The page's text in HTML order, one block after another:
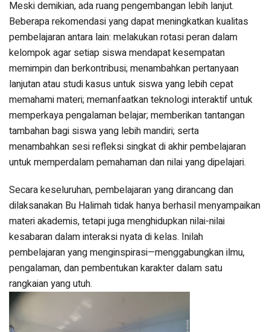
Meski demikian, ada ruang pengembangan lebih lanjut.
Beberapa rekomendasi yang dapat meningkatkan kualitas
pembelajaran antara lain: melakukan rotasi peran dalam
kelompok agar setiap siswa mendapat kesempatan
memimpin dan berkontribusi; menambahkan pertanyaan
lanjutan atau studi kasus untuk siswa yang lebih cepat
memahami materi; memanfaatkan teknologi interaktif untuk
memperkaya pengalaman belajar; memberikan tantangan
tambahan bagi siswa yang lebih mandiri; serta
menambahkan sesi refleksi singkat di akhir pembelajaran
untuk memperdalam pemahaman dan nilai yang dipelajari.
Secara keseluruhan, pembelajaran yang dirancang dan
dilaksanakan Bu Halimah tidak hanya berhasil menyampaikan
materi akademis, tetapi juga menghidupkan nilai-nilai
kesabaran dalam interaksi nyata di kelas. Inilah
pembelajaran yang menginspirasi—menggabungkan ilmu,
pengalaman, dan pembentukan karakter dalam satu
rangkaian yang utuh.